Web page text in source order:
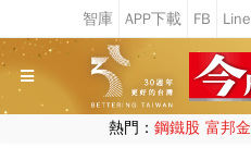
熱門： 鋼鐵股 富邦金